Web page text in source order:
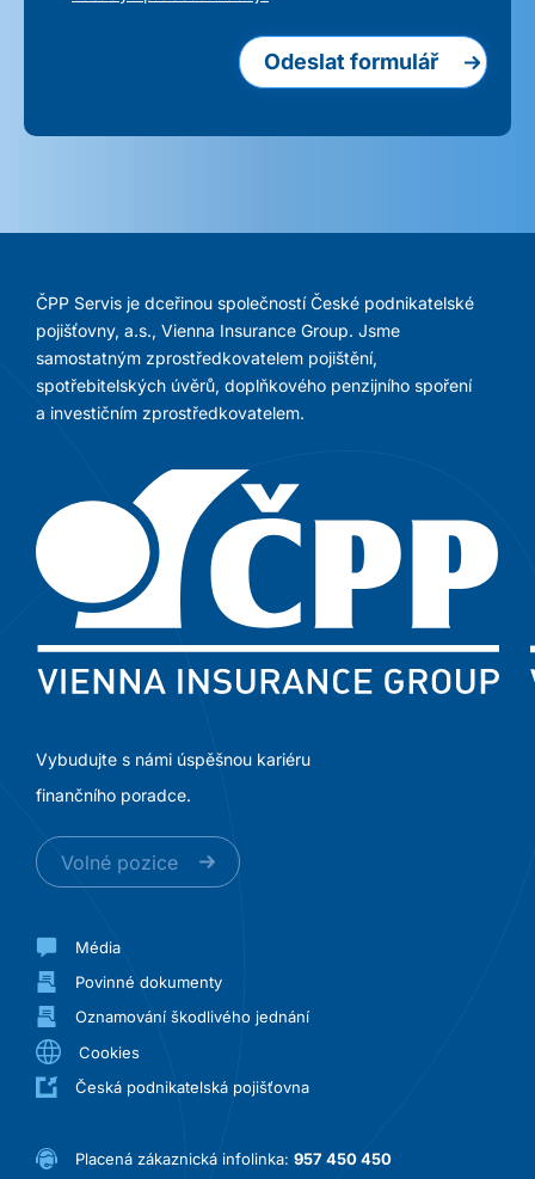
Odeslat formulář
ČPP Servis je dceřinou společností České podnikatelské
pojišťovny, a.s., Vienna Insurance Group. Jsme
samostatným zprostředkovatelem pojištění,
spotřebitelských úvěrů, doplňkového penzijního spoření
a investičním zprostředkovatelem.
Média
Povinné dokumenty
Oznamování škodlivého jednání
Cookies
Česká podnikatelská pojišťovna
Vybudujte s námi úspěšnou kariéru
finančního poradce.
Volné pozice
Placená zákaznická infolinka: 957 450 450